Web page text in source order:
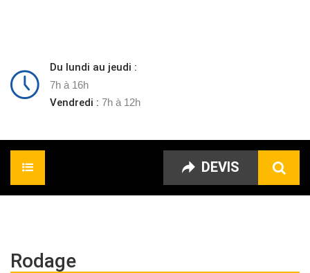
Du lundi au jeudi :
7h à 16h
Vendredi : 7h à 12h
Qui sommes nous ?
DEVIS
Rodage